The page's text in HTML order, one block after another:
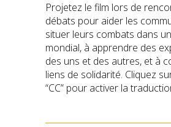
Projetez le film lors de
débats pour aider les
situer leurs combats dans
mondial, à apprendre des
des uns et des autres, et à
liens de solidarité. Cliquez
“CC” pour activer la